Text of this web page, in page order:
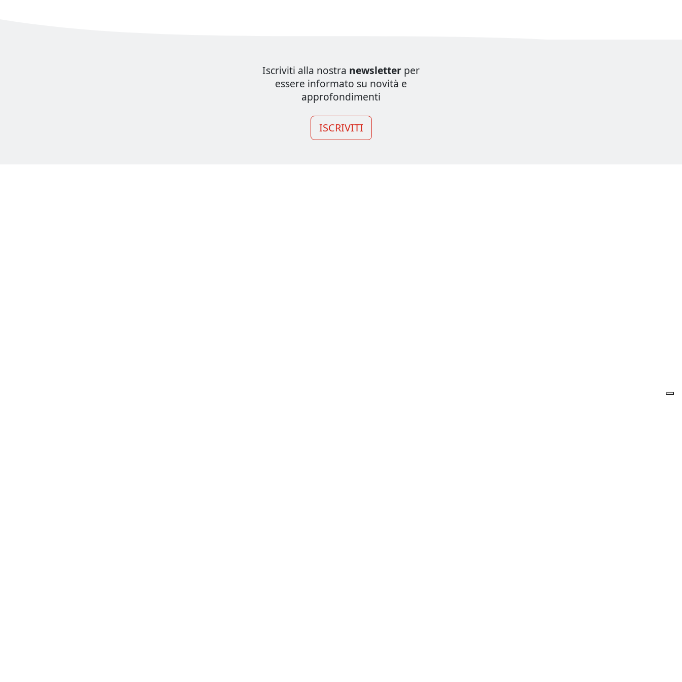
Iscriviti alla nostra newsletter per
essere informato su novità e
approfondimenti
ISCRIVITI